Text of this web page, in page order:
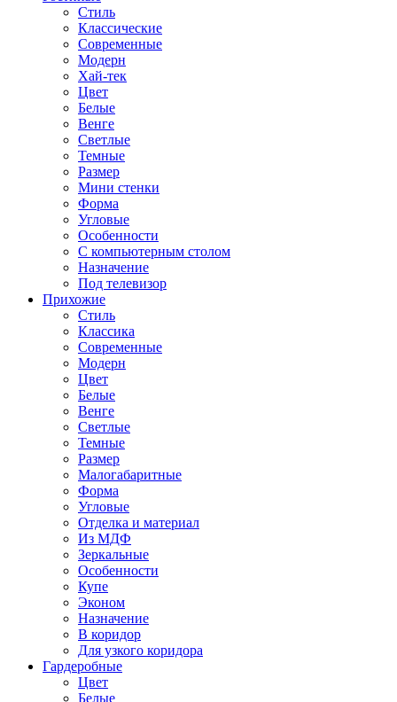
Стиль
Классические
Современные
Модерн
Хай-тек
Цвет
Белые
Венге
Светлые
Темные
Размер
Мини стенки
Форма
Угловые
Особенности
С компьютерным столом
Назначение
Под телевизор
Прихожие
Стиль
Классика
Современные
Модерн
Цвет
Белые
Венге
Светлые
Темные
Размер
Малогабаритные
Форма
Угловые
Отделка и материал
Из МДФ
Зеркальные
Особенности
Купе
Эконом
Назначение
В коридор
Для узкого коридора
Гардеробные
Цвет
Белые